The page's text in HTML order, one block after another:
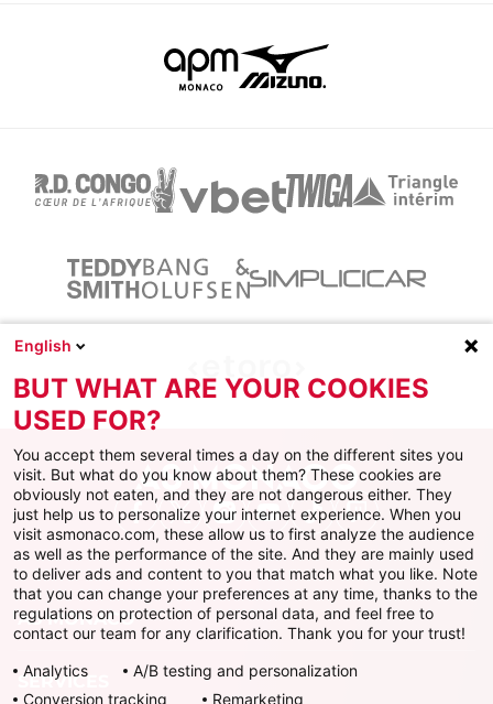
Facebook
X Instagram
YoutubeTikTokTwitch
AS MONACO
SERVICES
English
BUT WHAT ARE YOUR COOKIES
USED FOR?
You accept them several times a day on the different sites you
visit. But what do you know about them? These cookies are
obviously not eaten, and they are not dangerous either. They
just help us to personalize your internet experience. When you
visit asmonaco.com, these allow us to first analyze the audience
as well as the performance of the site. And they are mainly used
to deliver ads and content to you that match what you like. Note
that you can change your preferences at any time, thanks to the
regulations on protection of personal data, and feel free to
contact our team for any clarification. Thank you for your trust!
Analytics
A/B testing and personalization
Conversion tracking
Remarketing